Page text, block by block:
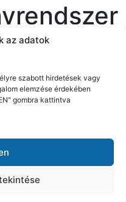
az adatok
szabott hirdetések vagy
elemzése érdekében
gombra kattintva